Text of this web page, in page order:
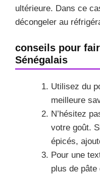
ultérieure. Dans ce
décongeler au
conseils pour
Sénégalais
Utilisez du
meilleure
N’hésitez
votre goût.
épicés,
Pour une
plus de pâte